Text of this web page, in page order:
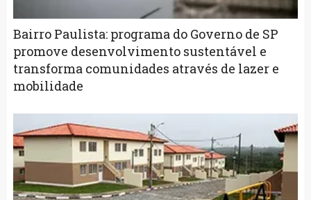
Bairro Paulista: programa do Governo de SP
promove desenvolvimento sustentável e
transforma comunidades através de lazer e
mobilidade